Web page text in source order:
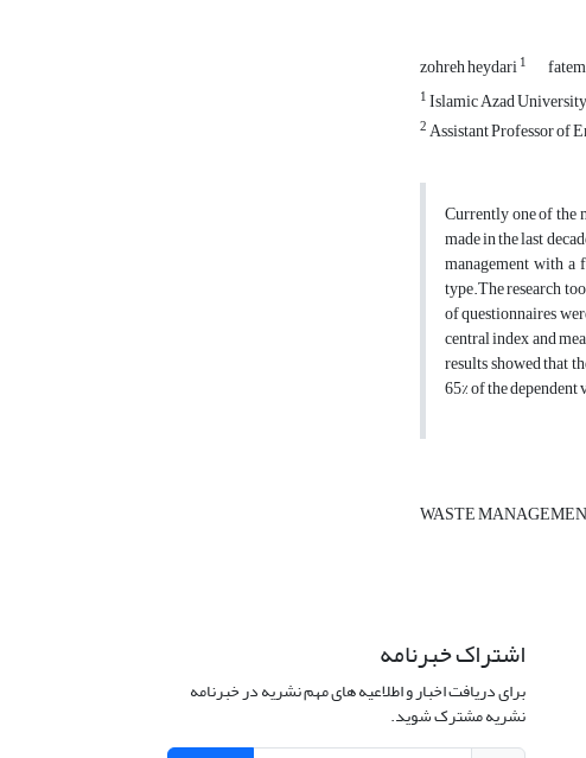
zohreh heydari1
1Islamic Azad
2Assistant Professor of
Currently one of the
made in the last
management with a
type.The research
of questionnaires
central index and
results showed that
65% of the
WASTE
اشتراک خبرنامه
برای دریافت اخبار و اطلاعیه های مهم نشریه در خبرنامه
نشریه مشترک شوید.